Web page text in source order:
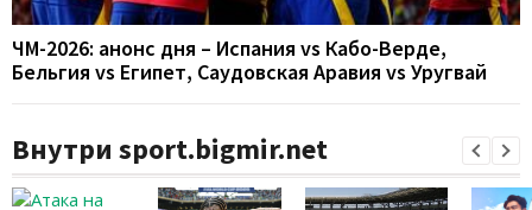
ЧМ-2026: анонс дня – Испания vs Кабо-Верде,
Бельгия vs Египет, Саудовская Аравия vs Уругвай
Внутри sport.bigmir.net